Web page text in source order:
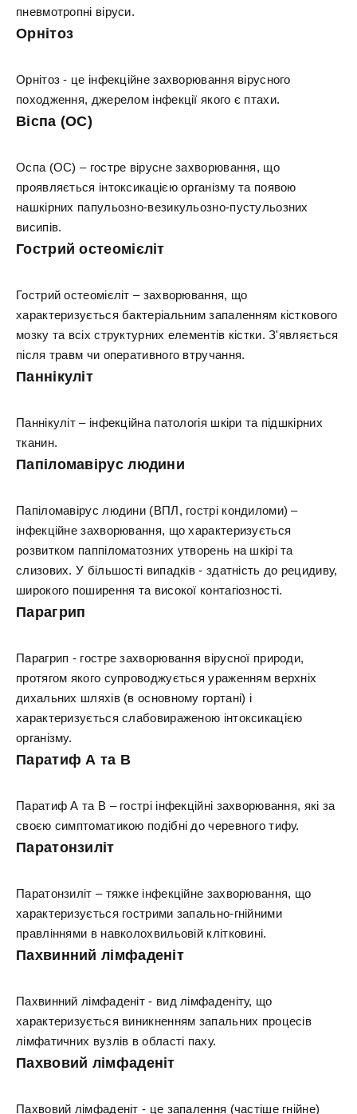
пневмотропні віруси.
Орнітоз
Орнітоз - це інфекційне захворювання вірусного
походження, джерелом інфекції якого є птахи.
Віспа (ОС)
Оспа (ОС) – гостре вірусне захворювання, що
проявляється інтоксикацією організму та появою
нашкірних папульозно-везикульозно-пустульозних
висипів.
Гострий остеомієліт
Гострий остеомієліт – захворювання, що
характеризується бактеріальним запаленням кісткового
мозку та всіх структурних елементів кістки. З'являється
після травм чи оперативного втручання.
Паннікуліт
Паннікуліт – інфекційна патологія шкіри та підшкірних
тканин.
Папіломавірус людини
Папіломавірус людини (ВПЛ, гострі кондиломи) –
інфекційне захворювання, що характеризується
розвитком паппіломатозних утворень на шкірі та
слизових. У більшості випадків - здатність до рецидиву,
широкого поширення та високої контагіозності.
Парагрип
Парагрип - гостре захворювання вірусної природи,
протягом якого супроводжується ураженням верхніх
дихальних шляхів (в основному гортані) і
характеризується слабовираженою інтоксикацією
організму.
Паратиф А та В
Паратиф А та В – гострі інфекційні захворювання, які за
своєю симптоматикою подібні до черевного тифу.
Паратонзиліт
Паратонзиліт – тяжке інфекційне захворювання, що
характеризується гострими запально-гнійними
правліннями в навколохвильовій клітковині.
Пахвинний лімфаденіт
Пахвинний лімфаденіт - вид лімфаденіту, що
характеризується виникненням запальних процесів
лімфатичних вузлів в області паху.
Пахвовий лімфаденіт
Пахвовий лімфаденіт - це запалення (частіше гнійне)